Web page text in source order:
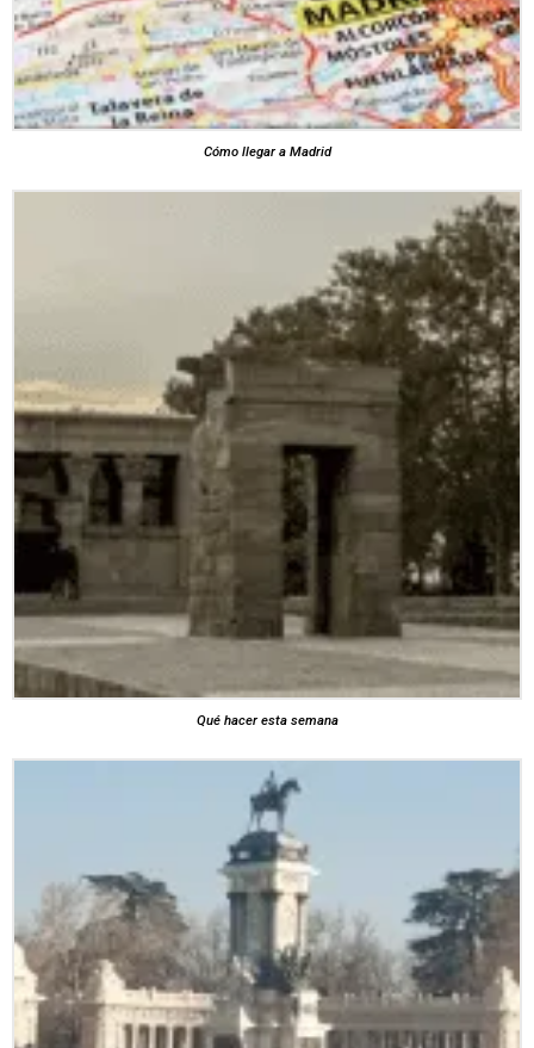
Cómo llegar a Madrid
Qué hacer esta semana